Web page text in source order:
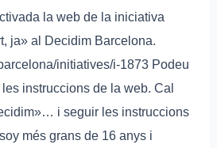
la web de la iniciativa
ja» al Decidim Barcelona.
initiatives/i-1873 Podeu
instruccions de la web. Cal
i seguir les instruccions
més grans de 16 anys i